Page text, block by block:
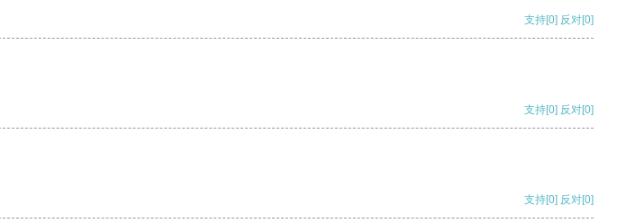
支持[0] 反对[0]
支持[0] 反对[0]
支持[0] 反对[0]